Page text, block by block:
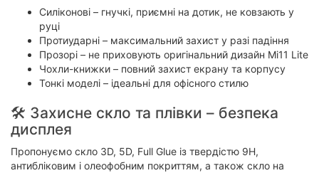
Силіконові – гнучкі, приємні на дотик, не ковзають у
руці
Протиударні – максимальний захист у разі падіння
Прозорі – не приховують оригінальний дизайн Mi11 Lite
Чохли-книжки – повний захист екрану та корпусу
Тонкі моделі – ідеальні для офісного стилю
🛠 Захисне скло та плівки – безпека
дисплея
Пропонуємо скло 3D, 5D, Full Glue із твердістю 9H,
антибліковим і олеофобним покриттям, а також скло на